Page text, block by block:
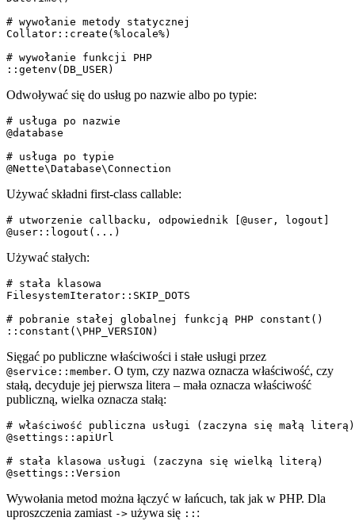
# wywołanie metody statycznej
Collator::create(%locale%)
# wywołanie funkcji PHP
Odwoływać się do usług po nazwie albo po typie:
# usługa po nazwie
@database
# usługa po typie
Używać składni first-class callable:
# utworzenie callbacku, odpowiednik [@user, logout]
Używać stałych:
# stała klasowa
FilesystemIterator::SKIP_DOTS
# pobranie stałej globalnej funkcją PHP constant()
Sięgać po publiczne właściwości i stałe usługi przez
@service::member. O tym, czy nazwa oznacza właściwość, czy
stałą, decyduje jej pierwsza litera – mała oznacza właściwość
publiczną, wielka oznacza stałą:
# właściwość publiczna usługi (zaczyna się małą literą)
@settings::apiUrl
# stała klasowa usługi (zaczyna się wielką literą)
Wywołania metod można łączyć w łańcuch, tak jak w PHP. Dla
uproszczenia zamiast -> używa się :: :